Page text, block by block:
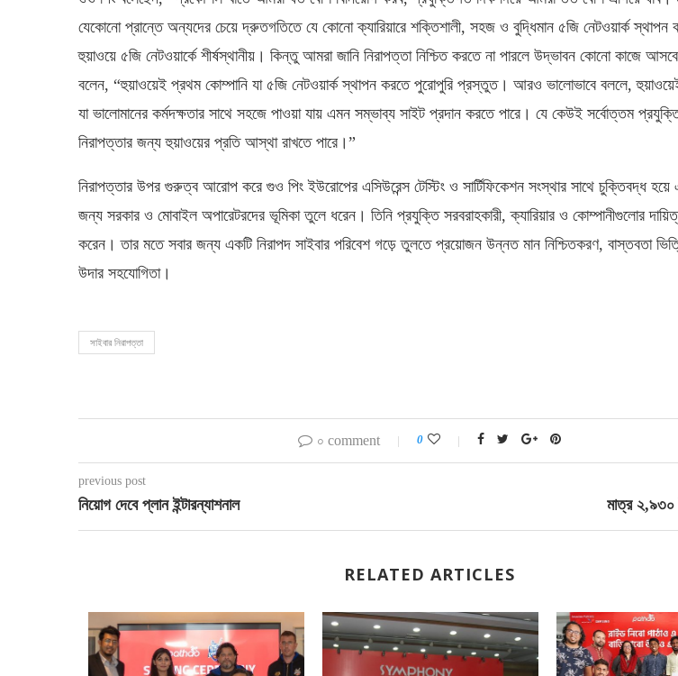
যেকোনো প্রান্তে অন্যদের চেয়ে দ্রুতগতিতে যে কোনো ক্যারিয়ারে শক্তিশালী, সহজ ও বুদ্ধিমান ৫জি নেটওয়ার্ক স্থাপন
হুয়াওয়ে ৫জি নেটওয়ার্কে শীর্ষস্থানীয়। কিন্তু আমরা জানি নিরাপত্তা নিশ্চিত করতে না পারলে উদ্ভাবন কোনো কাজে
বলেন, “হুয়াওয়েই প্রথম কোম্পানি যা ৫জি নেটওয়ার্ক স্থাপন করতে পুরোপুরি প্রস্তুত। আরও ভালোভাবে বললে,
যা ভালোমানের কর্মদক্ষতার সাথে সহজে পাওয়া যায় এমন সম্ভাব্য সাইট প্রদান করতে পারে। যে কেউই সর্বোত্তম
নিরাপত্তার জন্য হুয়াওয়ের প্রতি আস্থা রাখতে পারে।”
নিরাপত্তার উপর গুরুত্ব আরোপ করে গুও পিং ইউরোপের এসিউরেন্স টেস্টিং ও সার্টিফিকেশন সংস্থার সাথে চুক্তিবদ্ধ
জন্য সরকার ও মোবাইল অপারেটরদের ভূমিকা তুলে ধরেন। তিনি প্রযুক্তি সরবরাহকারী, ক্যারিয়ার ও কোম্পানীগুলোর
করেন। তার মতে সবার জন্য একটি নিরাপদ সাইবার পরিবেশ গড়ে তুলতে প্রয়োজন উন্নত মান নিশ্চিতকরণ, বাস্তবতা
উদার সহযোগিতা।
সাইবার নিরাপত্তা
০ comment 0
previous post
নিয়োগ দেবে প্লান ইন্টারন্যাশনাল মাত্র ২,৯৩০
RELATED ARTICLES